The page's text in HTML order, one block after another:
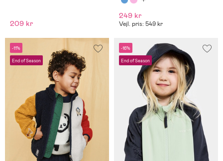
209 kr
249 kr
Vejl. pris: 549 kr
-11%
End of Season
-16%
End of Season